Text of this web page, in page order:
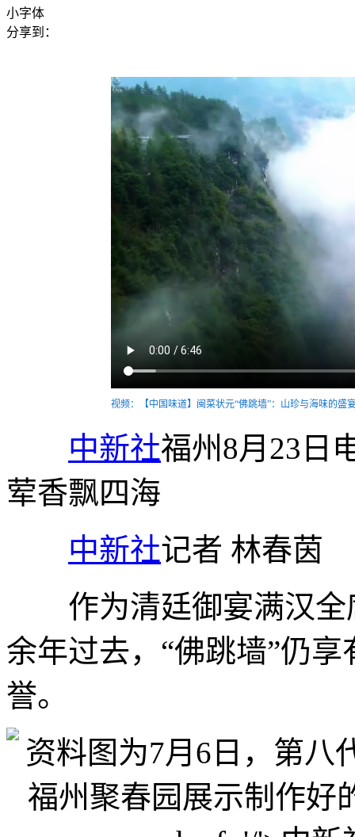
小字体
分享到：
视频：【中国味道】闽菜状元“佛跳墙”：山珍与海味的盛
中新社福州8月23日
荤香飘四海
中新社记者 林春茵
作为清廷御宴满汉全
余年过去，“佛跳墙”仍享
誉。